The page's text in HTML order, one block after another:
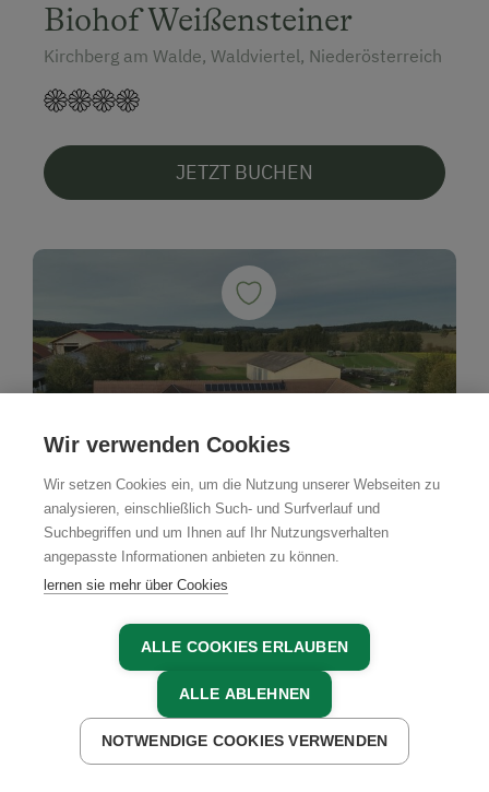
Biohof Weißensteiner
Kirchberg am Walde, Waldviertel, Niederösterreich
JETZT BUCHEN
ReiWaSchHOF
JETZT ANFRAGEN JETZT BUCHEN
Wir verwenden Cookies
Wir setzen Cookies ein, um die Nutzung unserer Webseiten zu
analysieren, einschließlich Such- und Surfverlauf und
Suchbegriffen und um Ihnen auf Ihr Nutzungsverhalten
angepasste Informationen anbieten zu können.
lernen sie mehr über Cookies
ALLE COOKIES ERLAUBEN
ALLE ABLEHNEN
NOTWENDIGE COOKIES VERWENDEN